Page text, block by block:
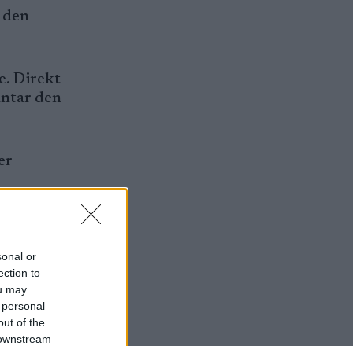
or
to
may
of the
Direkt
den